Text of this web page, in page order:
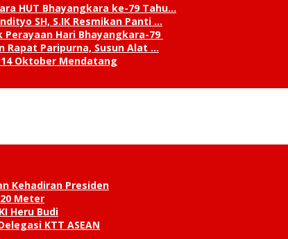
HUT Bhayangkara ke-79 Tahu…
SH, S.IK Resmikan Panti …
Hari Bhayangkara-79
Rapat Paripurna, Susun Alat …
Oktober Mendatang
Kehadiran Presiden
Meter
Heru Budi
KTT ASEAN